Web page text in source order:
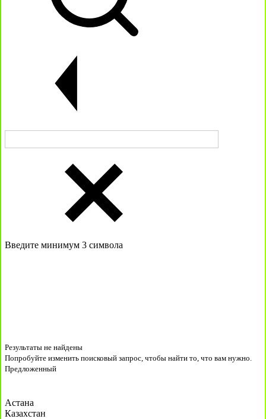
Введите минимум 3 символа
Результаты не найдены
Попробуйте изменить поисковый запрос, чтобы найти то, что вам нужно.
Предложенный
Астана
Казахстан